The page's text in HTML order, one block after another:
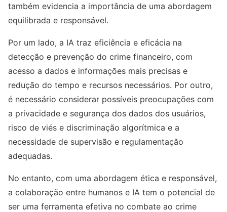
também evidencia a importância de uma abordagem
equilibrada e responsável.
Por um lado, a IA traz eficiência e eficácia na
detecção e prevenção do crime financeiro, com
acesso a dados e informações mais precisas e
redução do tempo e recursos necessários. Por outro,
é necessário considerar possíveis preocupações com
a privacidade e segurança dos dados dos usuários,
risco de viés e discriminação algorítmica e a
necessidade de supervisão e regulamentação
adequadas.
No entanto, com uma abordagem ética e responsável,
a colaboração entre humanos e IA tem o potencial de
ser uma ferramenta efetiva no combate ao crime